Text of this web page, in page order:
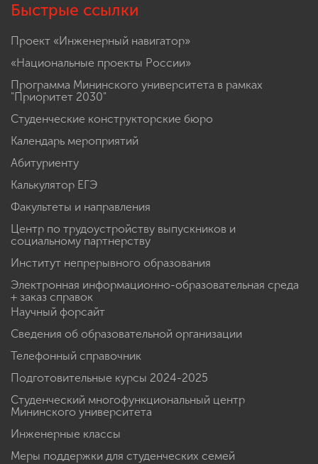
Быстрые ссылки
Проект «Инженерный навигатор»
«Национальные проекты России»
Программа Мининского университета в рамках
"Приоритет 2030"
Студенческие конструкторские бюро
Календарь мероприятий
Абитуриенту
Калькулятор ЕГЭ
Факультеты и направления
Центр по трудоустройству выпускников и
социальному партнерству
Институт непрерывного образования
Электронная информационно-образовательная среда
+ заказ справок
Научный форсайт
Сведения об образовательной организации
Телефонный справочник
Подготовительные курсы 2024-2025
Студенческий многофункциональный центр
Мининского университета
Инженерные классы
Меры поддержки для студенческих семей